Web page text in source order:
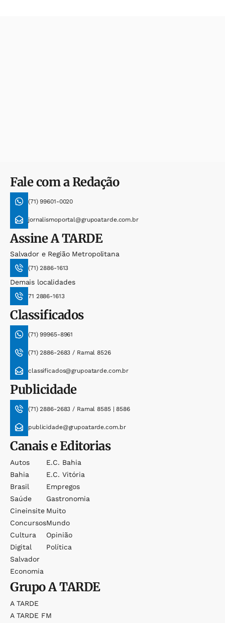
Fale com a Redação
(71) 99601-0020
jornalismoportal@grupoatarde.com.br
AssineA TARDE
Salvador e Região Metropolitana
(71) 2886-1613
Demais localidades
71 2886-1613
Classificados
(71) 99965-8961
(71) 2886-2683 / Ramal 8526
classificados@grupoatarde.com.br
Publicidade
(71) 2886-2683 / Ramal 8585 | 8586
publicidade@grupoatarde.com.br
Canais e Editorias
Autos
Bahia
Brasil
Saúde
Cineinsite
Concursos
Cultura
Digital
Salvador
Economia
E.c. Bahia
E.c. Vitória
Empregos
Gastronomia
Muito
Mundo
Opinião
Política
GrupoA TARDE
A TARDE
A TARDE FM